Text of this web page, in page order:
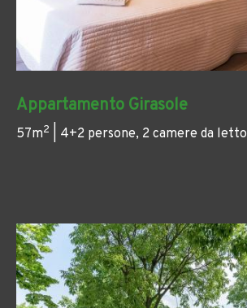
Appartamento Girasole
57m2 | 4+2 persone, 2 camere da letto